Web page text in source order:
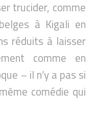
trucider, comme
à Kigali en
réduits à laisser
comme en
– il n’y a pas si
comédie qui